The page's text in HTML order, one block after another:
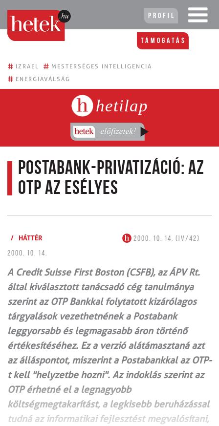
Profil
Támogatás
# IZRAEL # MESTERSÉGES INTELLIGENCIA
# ENERGIAVÁLSÁG
hetilap
Postabank-privatizáció: az
OTP az esélyes
/ HÁTTÉR
2000. 10. 14. (IV/42)
2000. 10. 14.
A Credit Suisse First Boston (CSFB), az ÁPV Rt.
által kiválasztott tanácsadó cég tanulmánya
szerint az OTP Bankkal folytatott kizárólagos
tárgyalások vezethetnének a Postabank
leggyorsabb és legmagasabb áron történő
értékesítéséhez. Ez a verzió alátámasztaná azt
az álláspontot, miszerint a Postabankkal az OTP-
t kell "helyzetbe hozni". Az indoklás szerint az
OTP érhetné el a legnagyobb
költségmegtakarítást, a legkisebb beruházással
tudná az informatikai fejlesztést megvalósítani,